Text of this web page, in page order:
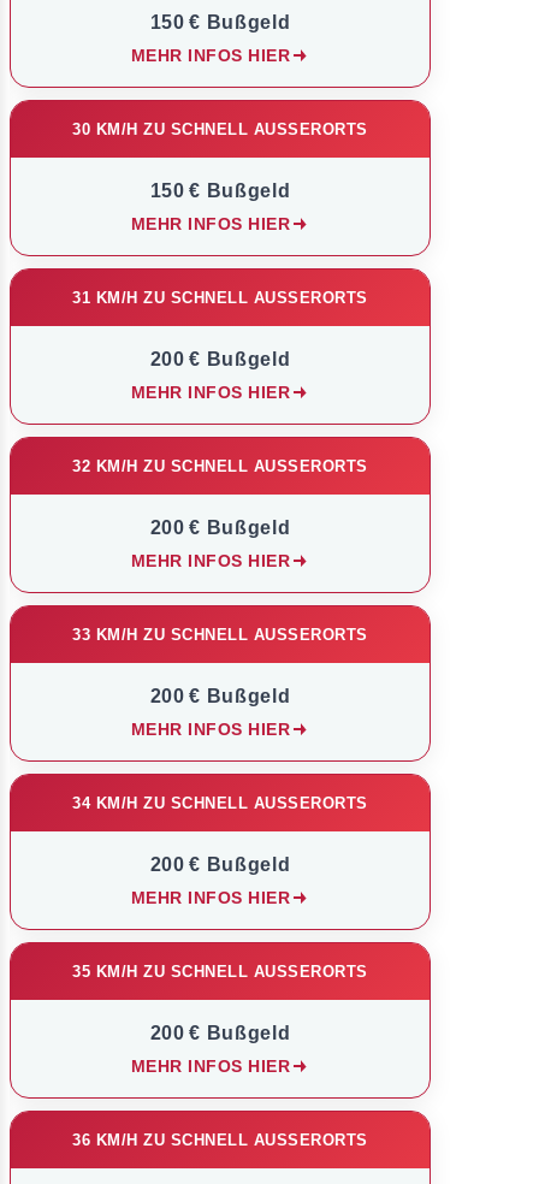
150 € Bußgeld
MEHR INFOS HIER
30 KM/H ZU SCHNELL AUSSERORTS
150 € Bußgeld
MEHR INFOS HIER
31 KM/H ZU SCHNELL AUSSERORTS
200 € Bußgeld
MEHR INFOS HIER
32 KM/H ZU SCHNELL AUSSERORTS
200 € Bußgeld
MEHR INFOS HIER
33 KM/H ZU SCHNELL AUSSERORTS
200 € Bußgeld
MEHR INFOS HIER
34 KM/H ZU SCHNELL AUSSERORTS
200 € Bußgeld
MEHR INFOS HIER
35 KM/H ZU SCHNELL AUSSERORTS
200 € Bußgeld
MEHR INFOS HIER
36 KM/H ZU SCHNELL AUSSERORTS